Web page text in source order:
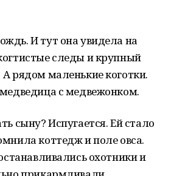
И тут она увидела на
следы и крупный
рядом маленькие коготки.
с медвежонком.
сыну? Испугается. Ей стало
коттедж и поле овса.
охотники и